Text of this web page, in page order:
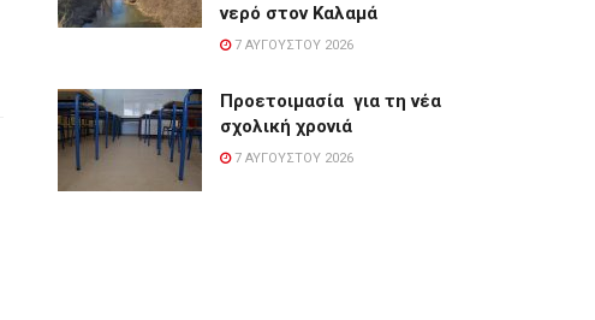
νερό στον Καλαμά
7 ΑΥΓΟΎΣΤΟΥ 2026
Προετοιμασία για τη νέα
σχολική χρονιά
7 ΑΥΓΟΎΣΤΟΥ 2026